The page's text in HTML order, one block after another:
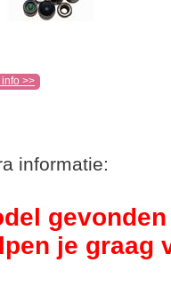
info >>
informatie:
je graag